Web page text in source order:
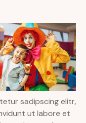
sadipscing elitr,
ut labore et